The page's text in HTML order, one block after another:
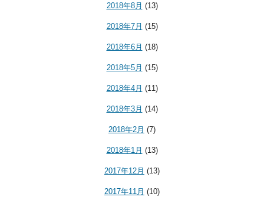
2018年8月 (13)
2018年7月 (15)
2018年6月 (18)
2018年5月 (15)
2018年4月 (11)
2018年3月 (14)
2018年2月 (7)
2018年1月 (13)
2017年12月 (13)
2017年11月 (10)